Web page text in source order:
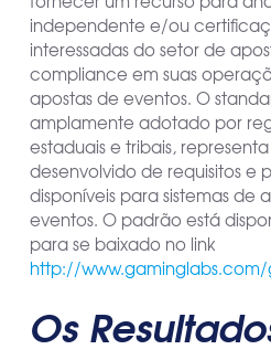
independente e/ou
interessadas do setor de
compliance em suas
apostas de eventos. O
amplamente adotado por
estaduais e tribais,
desenvolvido de requisitos e
disponíveis para sistemas de
eventos. O padrão está
para se baixado no link
http://www.gaminglabs.com/
Os